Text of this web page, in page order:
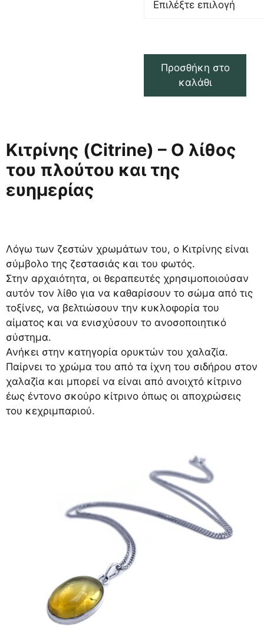
Προσθήκη στο
καλάθι
Κιτρίνης (Citrine) – Ο λίθος
του πλούτου και της
ευημερίας
Λόγω των ζεστών χρωμάτων του, ο Κιτρίνης είναι
σύμβολο της ζεστασιάς και του φωτός.
Στην αρχαιότητα, οι θεραπευτές χρησιμοποιούσαν
αυτόν τον λίθο για να καθαρίσουν το σώμα από τις
τοξίνες, να βελτιώσουν την κυκλοφορία του
αίματος και να ενισχύσουν το ανοσοποιητικό
σύστημα.
Ανήκει στην κατηγορία ορυκτών του χαλαζία.
Παίρνει το χρώμα του από τα ίχνη του σιδήρου στον
χαλαζία και μπορεί να είναι από ανοιχτό κίτρινο
έως έντονο σκούρο κίτρινο όπως οι αποχρώσεις
του κεχριμπαριού.